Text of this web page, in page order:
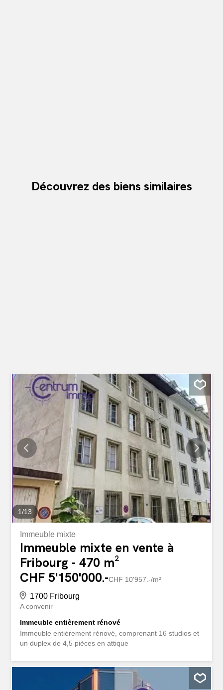
Découvrez des biens similaires
1/13
Immeuble mixte
Immeuble mixte en vente à
Fribourg - 470 m²
CHF 5'150'000.-CHF 10'957.-/m²
1700 Fribourg
A convenir
Immeuble entièrement rénové
Immeuble entièrement rénové, comprenant 16 studios et
un duplex de 4,5 pièces en attique